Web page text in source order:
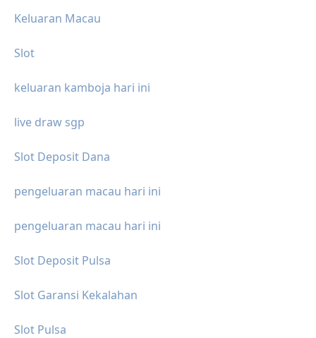
Keluaran Macau
Slot
keluaran kamboja hari ini
live draw sgp
Slot Deposit Dana
pengeluaran macau hari ini
pengeluaran macau hari ini
Slot Deposit Pulsa
Slot Garansi Kekalahan
Slot Pulsa